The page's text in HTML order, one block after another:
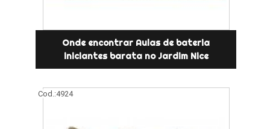
Onde encontrar Aulas de bateria
iniciantes barata no Jardim Nice
Cod.:4924